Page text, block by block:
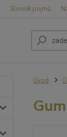
Slovník pojmů
Úvod